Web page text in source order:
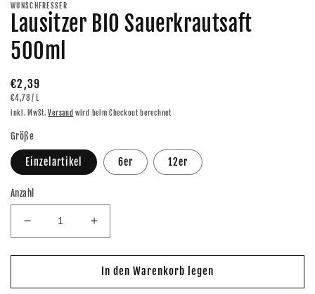
WUNSCHFRESSER
Lausitzer BIO Sauerkrautsaft
500ml
Normaler
Preis
€2,39
GRUNDPREIS
€4,78 / PRO
L
inkl. MwSt.Versand wird beim Checkout berechnet
Größe
Einzelartikel 6er 12er
Anzahl
Verringere
die
Menge
Lausitzer
Erhöhe
die
Menge
für
Lausitzer
In den Warenkorb legen